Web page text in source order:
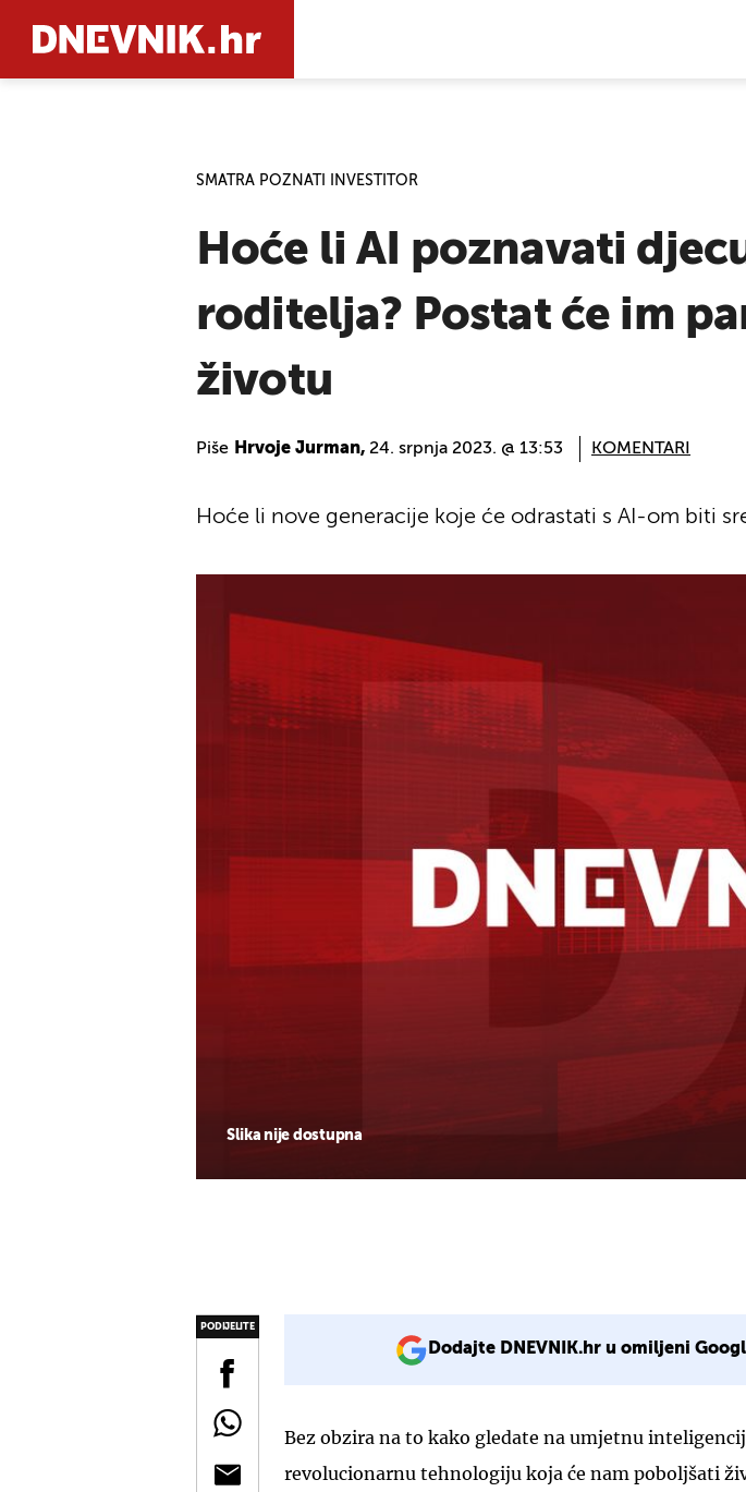
SMATRA POZNATI INVESTITOR
Hoće li AI poznavati
roditelja? Postat će im
životu
Piše Hrvoje Jurman, 24. srpnja 2023. @ 13:53 KOMENTARI
Slika nije dostupna
Hoće li nove generacije koje će odrastati s AI-om biti
PODIJELITE
Dodajte DNEVNIK.hr u omiljeni
Bez obzira na to kako gledate na umjetnu
revolucionarnu tehnologiju koja će nam poboljšati